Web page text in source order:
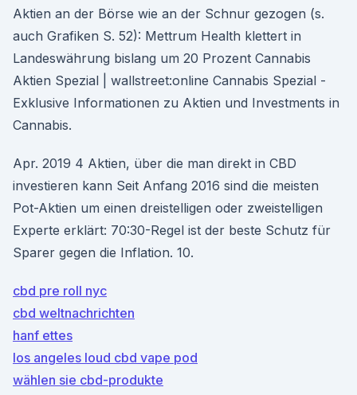
Aktien an der Börse wie an der Schnur gezogen (s.
auch Grafiken S. 52): Mettrum Health klettert in
Landeswährung bislang um 20 Prozent Cannabis
Aktien Spezial | wallstreet:online Cannabis Spezial -
Exklusive Informationen zu Aktien und Investments in
Cannabis.
Apr. 2019 4 Aktien, über die man direkt in CBD
investieren kann Seit Anfang 2016 sind die meisten
Pot-Aktien um einen dreistelligen oder zweistelligen
Experte erklärt: 70:30-Regel ist der beste Schutz für
Sparer gegen die Inflation. 10.
cbd pre roll nyc
cbd weltnachrichten
hanf ettes
los angeles loud cbd vape pod
wählen sie cbd-produkte